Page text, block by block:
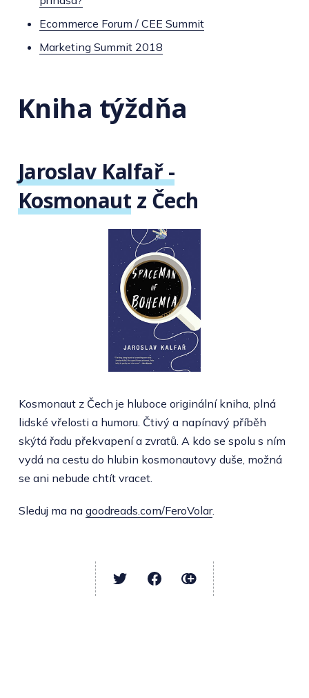
Ecommerce Forum / CEE Summit
Marketing Summit 2018
Kniha týždňa
Jaroslav Kalfař -
Kosmonaut z Čech
Kosmonaut z Čech je hluboce originální kniha, plná
lidské vřelosti a humoru. Čtivý a napínavý příběh
skýtá řadu překvapení a zvratů. A kdo se spolu s ním
vydá na cestu do hlubin kosmonautovy duše, možná
se ani nebude chtít vracet.
Sleduj ma na goodreads.com/FeroVolar.